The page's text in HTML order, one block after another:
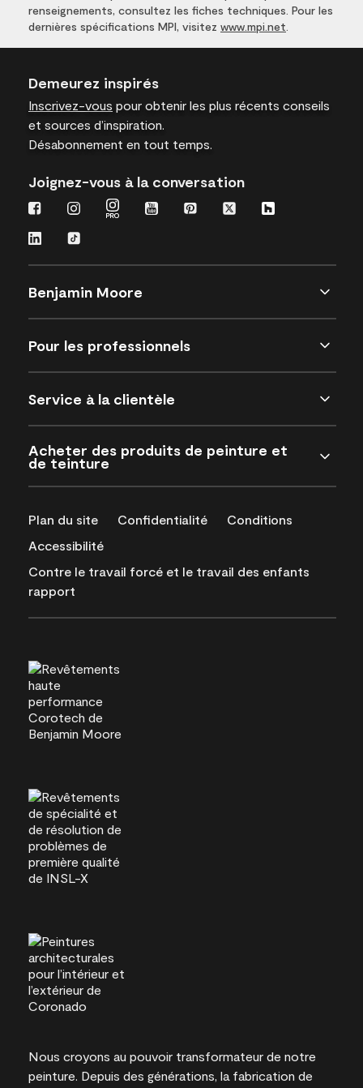
renseignements, consultez les fiches techniques. Pour les
dernières spécifications MPI, visitez www.mpi.net
Demeurez inspirés
Inscrivez-vous pour obtenir les plus récents conseils
et sources d’inspiration.
Désabonnement en tout temps.
Joignez-vous à la conversation
Benjamin Moore
Pour les professionnels
Service à la clientèle
Acheter des produits de peinture et
de teinture
Plan du site Confidentialité
Conditions
Accessibilité
Contre le travail forcé et le travail des enfants
rapport
Nous croyons au pouvoir transformateur de notre
peinture. Depuis des générations, la fabrication de